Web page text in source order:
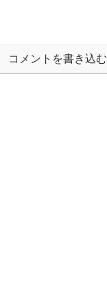
コメントを書き込む